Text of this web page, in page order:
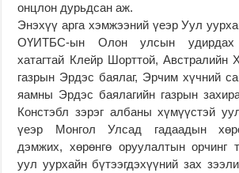
онцлон дурьдсан аж.
Энэхүү арга хэмжээний үеэр Уул
ОҮИТБС-ын Олон улсын удирдах
хатагтай Клейр Шорттой, Австралийн
газрын Эрдэс баялаг, Эрчим хүчний
яамны Эрдэс баялагийн газрын
Констэбл зэрэг албаны хүмүүстэй
үеэр Монгол Улсад гадаадын
дэмжих, хөрөнгө оруулалтын орчинг
уул уурхайн бүтээгдэхүүний зах